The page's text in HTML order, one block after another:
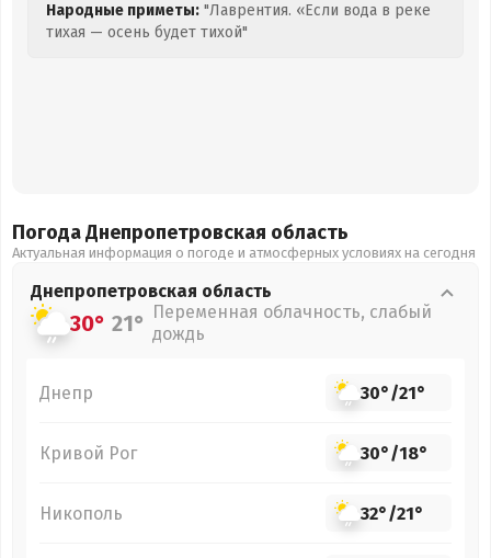
Народные приметы: "Лаврентия. «Если вода в реке
тихая — осень будет тихой"
Погода Днепропетровская область
Актуальная информация о погоде и атмосферных условиях на сегодня
Днепропетровская область
30° 21° Переменная облачность, слабый
дождь
Днепр 30°/21°
Кривой Рог 30°/18°
Никополь 32°/21°